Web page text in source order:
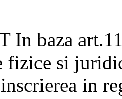
In baza
fizice si
in